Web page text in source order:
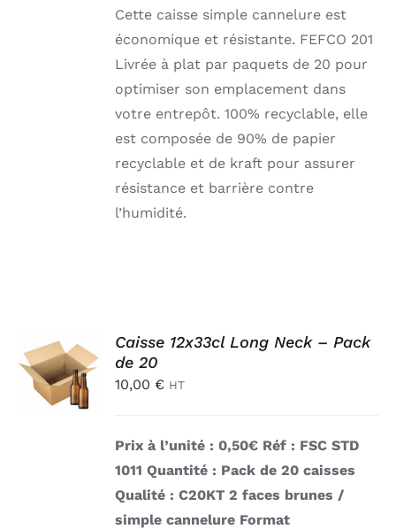
Cette caisse simple cannelure est
économique et résistante. FEFCO 201
Livrée à plat par paquets de 20 pour
optimiser son emplacement dans
votre entrepôt. 100% recyclable, elle
est composée de 90% de papier
recyclable et de kraft pour assurer
résistance et barrière contre
l’humidité.
AJOUTER
AU
PANIER
DÉTAILS
Caisse 12x33cl Long Neck – Pack
de 20
10,00 € HT
Prix à l’unité : 0,50€ Réf : FSC STD
1011 Quantité : Pack de 20 caisses
Qualité : C20KT 2 faces brunes /
simple cannelure Format